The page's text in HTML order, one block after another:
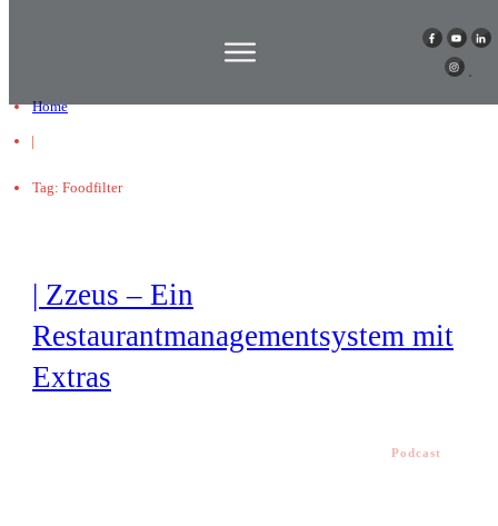
Home
|
Tag: Foodfilter
| Zzeus – Ein
Restaurantmanagementsystem mit
Extras
Podcast